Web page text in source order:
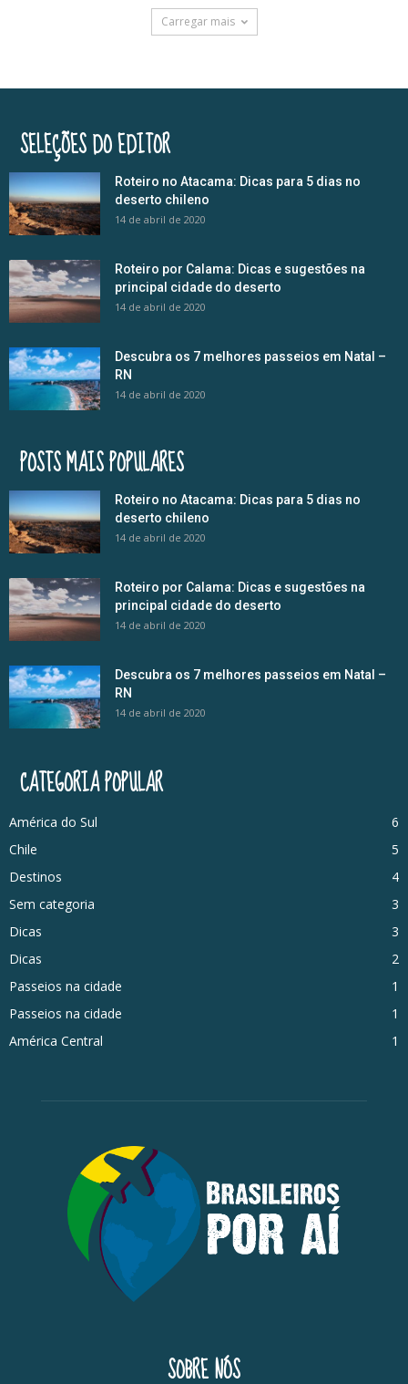
Carregar mais
SELEÇÕES DO EDITOR
Roteiro no Atacama: Dicas para 5 dias no
deserto chileno
14 de abril de 2020
Roteiro por Calama: Dicas e sugestões na
principal cidade do deserto
14 de abril de 2020
Descubra os 7 melhores passeios em Natal –
RN
14 de abril de 2020
POSTS MAIS POPULARES
Roteiro no Atacama: Dicas para 5 dias no
deserto chileno
14 de abril de 2020
Roteiro por Calama: Dicas e sugestões na
principal cidade do deserto
14 de abril de 2020
Descubra os 7 melhores passeios em Natal –
RN
14 de abril de 2020
CATEGORIA POPULAR
América do Sul
6
Chile
5
Destinos
4
Sem categoria
3
Dicas
3
Dicas
2
Passeios na cidade
1
Passeios na cidade
1
América Central
1
SOBRE NÓS